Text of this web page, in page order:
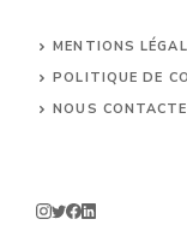
MENTIONS
POLITIQUE DE
NOUS